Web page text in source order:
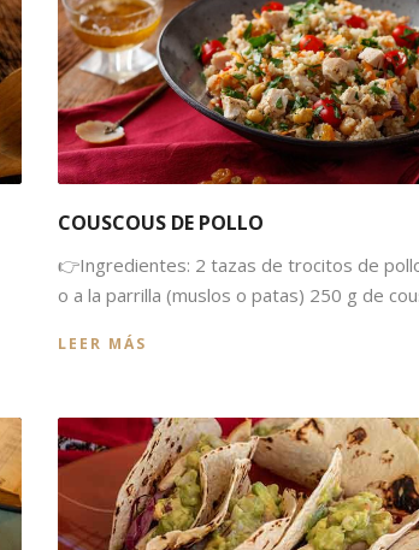
COUSCOUS DE POLLO
👉Ingredientes: 2 tazas de trocitos de
o a la parrilla (muslos o patas) 250 g de
LEER MÁS